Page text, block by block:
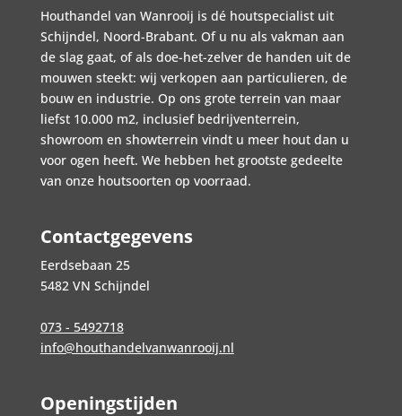
Houthandel van Wanrooij is dé houtspecialist uit
Schijndel, Noord-Brabant. Of u nu als vakman aan
de slag gaat, of als doe-het-zelver de handen uit de
mouwen steekt: wij verkopen aan particulieren, de
bouw en industrie. Op ons grote terrein van maar
liefst 10.000 m2, inclusief bedrijventerrein,
showroom en showterrein vindt u meer hout dan u
voor ogen heeft. We hebben het grootste gedeelte
van onze houtsoorten op voorraad.
Contactgegevens
Eerdsebaan 25
5482 VN Schijndel
073 - 5492718
info@houthandelvanwanrooij.nl
Openingstijden